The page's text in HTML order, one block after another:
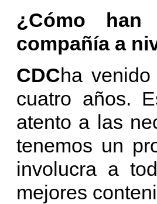
¿Cómo
compañía a
CDCha
cuatro años.
atento a las
tenemos un
involucra a
mejores